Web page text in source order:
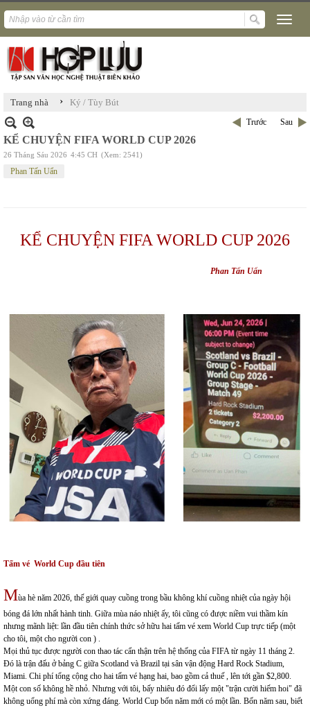
Trang nhà › Ký / Tùy Bút
Trước Sau
KỂ CHUYỆN FIFA WORLD CUP 2026
26 Tháng Sáu 2026 4:45 CH (Xem: 2541)
Phan Tấn Uẩn
KỂ CHUYỆN FIFA WORLD CUP 2026
Phan Tấn Uẩn
Tấm vé World Cup đầu tiên
Mùa hè năm 2026, thế giới quay cuồng trong bầu không khí cuồng nhiệt của ngày hội
bóng đá lớn nhất hành tinh. Giữa mùa náo nhiệt ấy, tôi cũng có được niềm vui thầm kín
nhưng mãnh liệt: lần đầu tiên chính thức sở hữu hai tấm vé xem World Cup trực tiếp (một
cho tôi, một cho người con ) .
Mọi thủ tục được người con thao tác cẩn thận trên hệ thống của FIFA từ ngày 11 tháng 2.
Đó là trận đấu ở bảng C giữa Scotland và Brazil tại sân vận động Hard Rock Stadium,
Miami. Chi phí tổng cộng cho hai tấm vé hạng hai, bao gồm cả thuế , lên tới gần $2,800.
Một con số không hề nhỏ. Nhưng với tôi, bấy nhiêu đó đổi lấy một "trận cười hiếm hoi" đã
không uổng phí mà còn xứng đáng. World Cup bốn năm mới có một lần. Bốn năm sau, biết